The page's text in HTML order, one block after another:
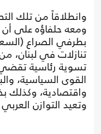
وانطلاقاً من تلك
ومعه حلفاؤه على
بطرفي الصراع
تنازلات في لبنان،
تسوية رئاسية
القوى السياسية،
واقتصادية، وكذلك
وتعيد التوازن العربي